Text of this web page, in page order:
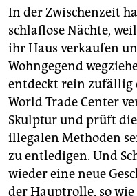
In der Zwischenzeit
schlaflose Nächte,
ihr Haus verkaufen
Wohngegend
entdeckt rein zufällig
World Trade Center
Skulptur und prüft
illegalen Methoden
zu entledigen. Und
wieder eine neue
der Hauptrolle, so